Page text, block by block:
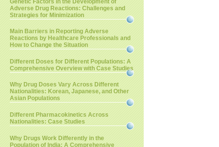
Adverse Drug Reactions: Challenges and
Strategies for Minimization
Main Barriers in Reporting Adverse
Reactions by Healthcare Professionals and
How to Change the Situation
Different Doses for Different Populations: A
Comprehensive Overview with Case Studies
Why Drug Doses Vary Across Different
Nationalities: Korean, Japanese, and Other
Asian Populations
Different Pharmacokinetics Across
Nationalities: Case Studies
Why Drugs Work Differently in the
Population of India: A Comprehensive